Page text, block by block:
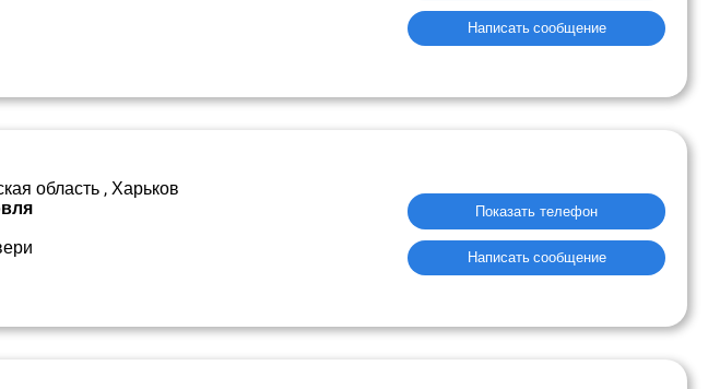
Написать сообщение
область , Харьков
Показать телефон
Написать сообщение